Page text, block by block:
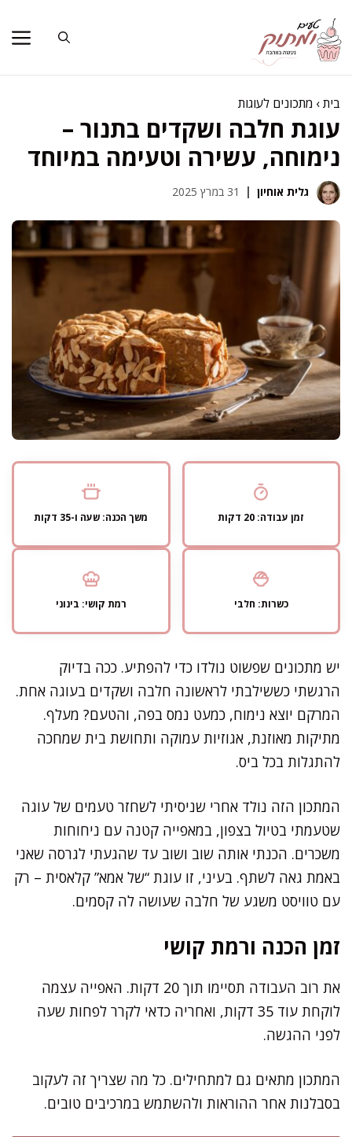
לתוכן
בית› מתכונים לעוגות
עוגת חלבה ושקדים בתנור –
נימוחה, עשירה וטעימה במיוחד
גלית אוחיון 31 במרץ 2025
זמן עבודה: 20 דקות משך הכנה: שעה ו-35 דקות
כשרות: חלבי רמת קושי: בינוני
יש מתכונים שפשוט נולדו כדי להפתיע. ככה בדיוק
הרגשתי כששילבתי לראשונה חלבה ושקדים בעוגה אחת.
המרקם יוצא נימוח, כמעט נמס בפה, והטעם? מעלף.
מתיקות מאוזנת, אגוזיות עמוקה ותחושת בית שמחכה
להתגלות בכל ביס.
המתכון הזה נולד אחרי שניסיתי לשחזר טעמים של עוגה
שטעמתי בטיול בצפון, במאפייה קטנה עם ניחוחות
משכרים. הכנתי אותה שוב ושוב עד שהגעתי לגרסה שאני
באמת גאה לשתף. בעיני, זו עוגת “של אמא” קלאסית – רק
עם טוויסט משגע של חלבה שעושה לה קסמים.
זמן הכנה ורמת קושי
את רוב העבודה תסיימו תוך 20 דקות. האפייה עצמה
לוקחת עוד 35 דקות, ואחריה כדאי לקרר לפחות שעה
לפני ההגשה.
המתכון מתאים גם למתחילים. כל מה שצריך זה לעקוב
בסבלנות אחר ההוראות ולהשתמש במרכיבים טובים.